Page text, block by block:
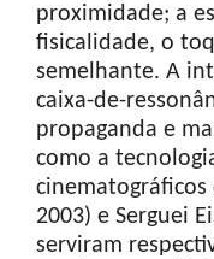
proximidade; a
fisicalidade, o
semelhante. A
caixa-de-
propaganda e
como a
cinematográficos
2003) e Serguei
serviram